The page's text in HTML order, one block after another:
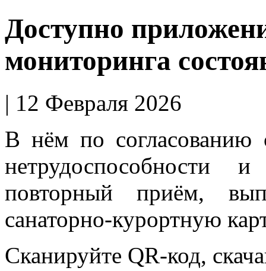
Доступно
мониторинга
| 12 Февраля 2026
В нём по согласованию
нетрудоспособности
повторный приём,
санаторно-курортную
Сканируйте QR-код,